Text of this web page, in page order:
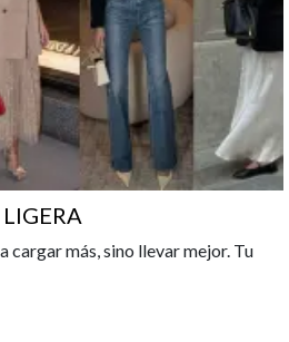
cargar más, sino llevar mejor. Tu